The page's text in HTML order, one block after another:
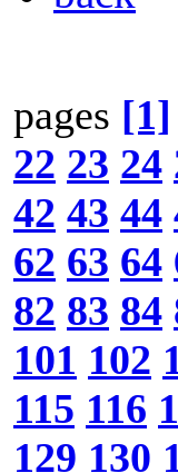
pages [1]
22 23 24
42 43 44
62 63 64
82 83 84
101 102
115 116
129 130